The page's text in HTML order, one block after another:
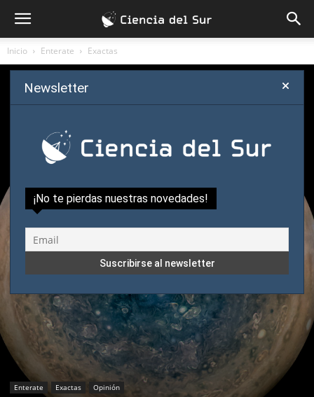
Inicio Enterate Exactas
Enterate Exactas Opinión
Newsletter
¡No te pierdas nuestras novedades!